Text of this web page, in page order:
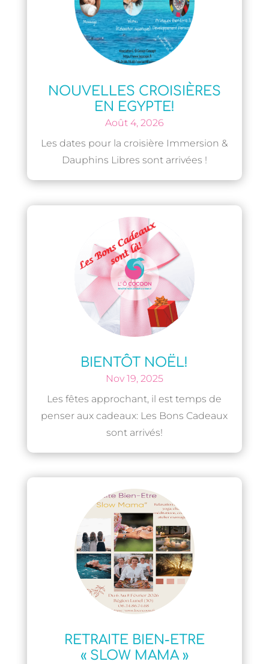
NOUVELLES CROISIÈRES
EN EGYPTE!
Août 4, 2026
Les dates pour la croisière Immersion &
Dauphins Libres sont arrivées !
BIENTÔT NOËL!
Nov 19, 2025
Les fêtes approchant, il est temps de
penser aux cadeaux: Les Bons Cadeaux
sont arrivés!
RETRAITE BIEN-ETRE
« SLOW MAMA »